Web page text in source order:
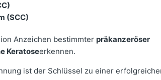
(SCC)
Anzeichen bestimmter präkanzeröser
Keratoseerkennen.
ist der Schlüssel zu einer